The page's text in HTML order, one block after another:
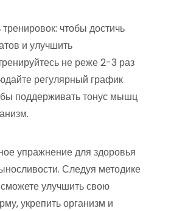
чтобы достичь
и улучшить
не реже 2-3 раз
регулярный график
поддерживать тонус мышц
упражнение для здоровья
Следуя методике
улучшить свою
укрепить организм и